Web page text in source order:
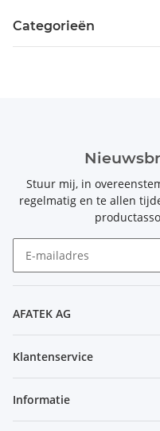
Categorieën
Stuur mij, in
regelmatig en te allen
AFATEK AG
Klantenservice
Informatie